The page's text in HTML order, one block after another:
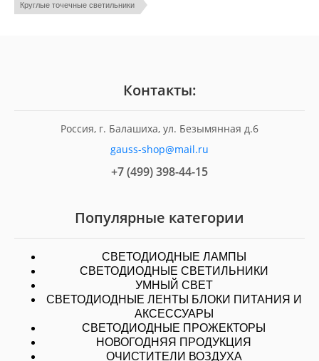
Круглые точечные светильники
Контакты:
Россия, г. Балашиха, ул. Безымянная д.6
gauss-shop@mail.ru
+7 (499) 398-44-15
Популярные категории
СВЕТОДИОДНЫЕ ЛАМПЫ
СВЕТОДИОДНЫЕ СВЕТИЛЬНИКИ
УМНЫЙ СВЕТ
СВЕТОДИОДНЫЕ ЛЕНТЫ БЛОКИ ПИТАНИЯ И
АКСЕССУАРЫ
СВЕТОДИОДНЫЕ ПРОЖЕКТОРЫ
НОВОГОДНЯЯ ПРОДУКЦИЯ
ОЧИСТИТЕЛИ ВОЗДУХА